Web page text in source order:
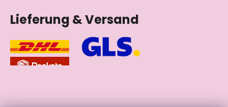
Lieferung & Versand